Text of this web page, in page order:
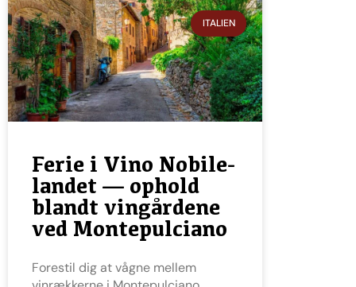
ITALIEN
Ferie i Vino Nobile-
landet — ophold
blandt vingårdene
ved Montepulciano
Forestil dig at vågne mellem